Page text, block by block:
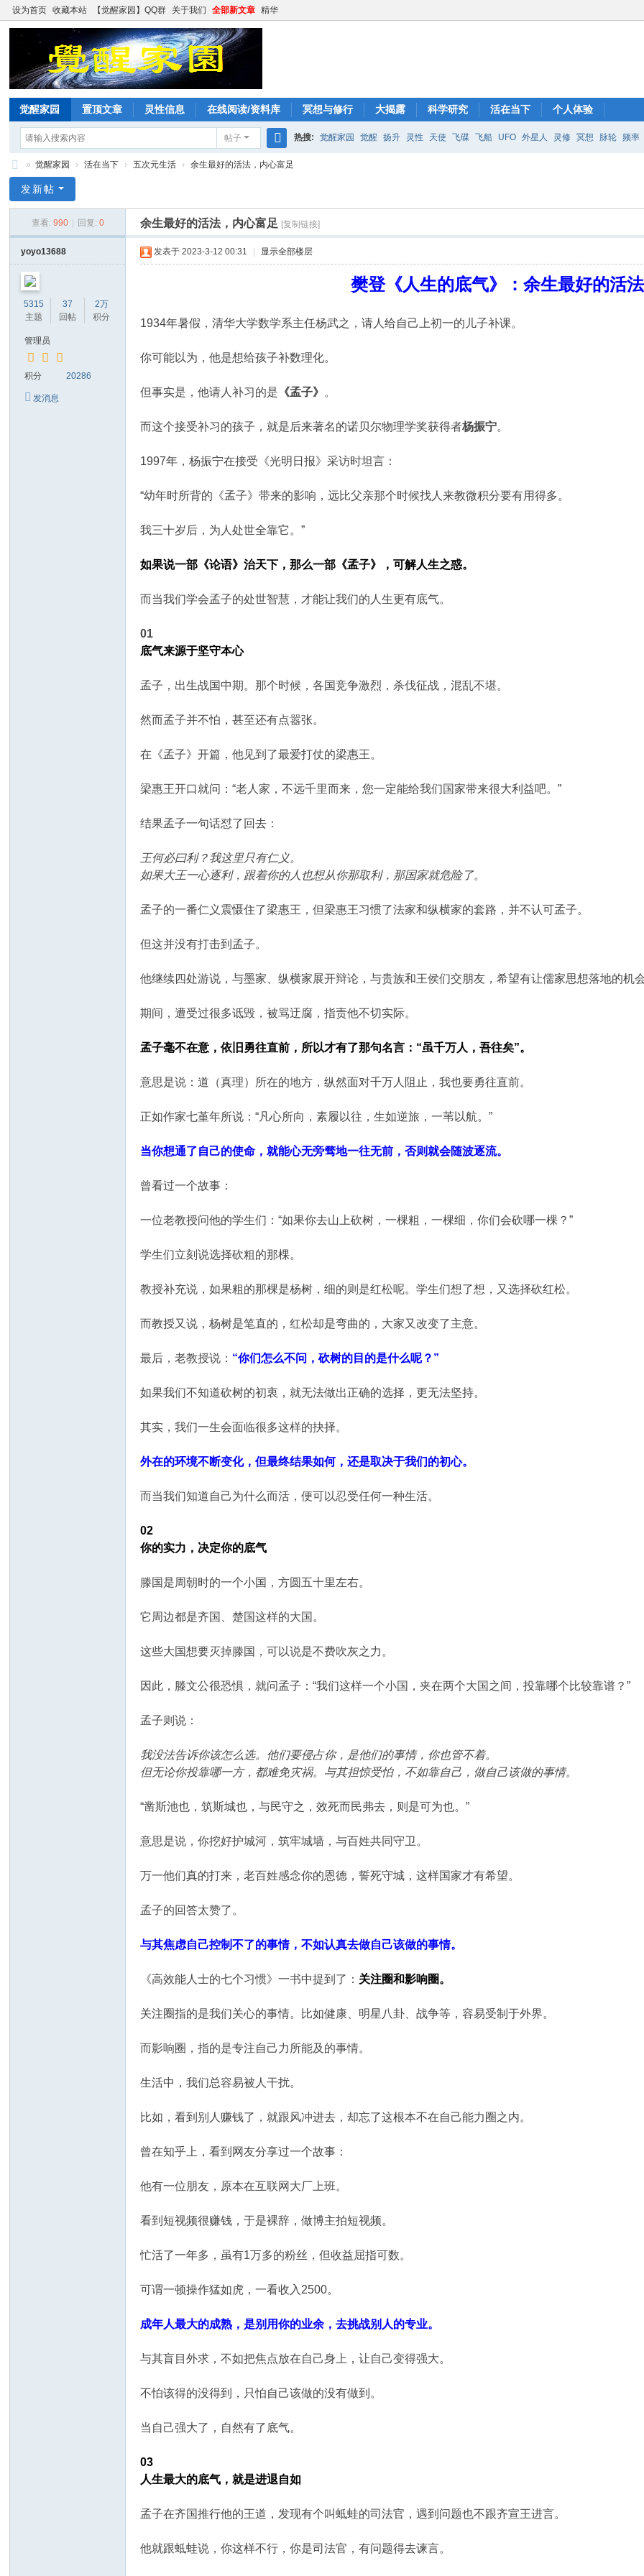
设为首页 收藏本站 【觉醒家园】QQ群 关于我们 全部新文章 精华
觉醒家园 置顶文章 灵性信息 在线阅读/资料库 冥想与修行 大揭露 科学研究 活在当下 个人体验
帖子
搜
热搜: 觉醒家园 觉醒 扬升 灵性 天使 飞碟 飞船 UFO 外星人 灵修 冥想 脉轮 频率
醒
园
» 觉醒家园 › 活在当下 › 五次元生活 › 余生最好的活法，内心富足
发新帖
查看: 990 回复: 0 余生最好的活法，内心富足 [复制链接]
yoyo13688
5315
主题
37
回帖
2万
积分
管理员
积分 20286
发消息
发表于 2023-3-12 00:31 显示全部楼层
樊登《人生的底气》：余生最好的活
1934年暑假，清华大学数学系主任杨武之，请人给自己上初一的儿子补课。
你可能以为，他是想给孩子补数理化。
但事实是，他请人补习的是 《孟子》 。
而这个接受补习的孩子，就是后来著名的诺贝尔物理学奖获得者杨振宁。
1997年，杨振宁在接受《光明日报》采访时坦言：
“幼年时所背的《孟子》带来的影响，远比父亲那个时候找人来教微积分要有用得多。
我三十岁后，为人处世全靠它。”
如果说一部《论语》治天下，那么一部《孟子》，可解人生之惑。
而当我们学会孟子的处世智慧，才能让我们的人生更有底气。
01
底气来源于坚守本心
孟子，出生战国中期。那个时候，各国竞争激烈，杀伐征战，混乱不堪。
然而孟子并不怕，甚至还有点嚣张。
在《孟子》开篇，他见到了最爱打仗的梁惠王。
梁惠王开口就问：“老人家，不远千里而来，您一定能给我们国家带来很大利益吧。”
结果孟子一句话怼了回去：
王何必曰利？我这里只有仁义。
如果大王一心逐利，跟着你的人也想从你那取利，那国家就危险了。
孟子的一番仁义震慑住了梁惠王，但梁惠王习惯了法家和纵横家的套路，并不认可孟子。
但这并没有打击到孟子。
他继续四处游说，与墨家、纵横家展开辩论，与贵族和王侯们交朋友，希望有让儒家思想落地的机
期间，遭受过很多诋毁，被骂迂腐，指责他不切实际。
孟子毫不在意，依旧勇往直前，所以才有了那句名言：“虽千万人，吾往矣”。
意思是说：道（真理）所在的地方，纵然面对千万人阻止，我也要勇往直前。
正如作家七堇年所说：“凡心所向，素履以往，生如逆旅，一苇以航。”
当你想通了自己的使命，就能心无旁骛地一往无前，否则就会随波逐流。
曾看过一个故事：
一位老教授问他的学生们：“如果你去山上砍树，一棵粗，一棵细，你们会砍哪一棵？”
学生们立刻说选择砍粗的那棵。
教授补充说，如果粗的那棵是杨树，细的则是红松呢。学生们想了想，又选择砍红松。
而教授又说，杨树是笔直的，红松却是弯曲的，大家又改变了主意。
最后，老教授说： “你们怎么不问，砍树的目的是什么呢？”
如果我们不知道砍树的初衷，就无法做出正确的选择，更无法坚持。
其实，我们一生会面临很多这样的抉择。
外在的环境不断变化，但最终结果如何，还是取决于我们的初心。
而当我们知道自己为什么而活，便可以忍受任何一种生活。
02
你的实力，决定你的底气
滕国是周朝时的一个小国，方圆五十里左右。
它周边都是齐国、楚国这样的大国。
这些大国想要灭掉滕国，可以说是不费吹灰之力。
因此，滕文公很恐惧，就问孟子：“我们这样一个小国，夹在两个大国之间，投靠哪个比较靠谱？”
孟子则说：
我没法告诉你该怎么选。他们要侵占你，是他们的事情，你也管不着。
但无论你投靠哪一方，都难免灾祸。与其担惊受怕，不如靠自己，做自己该做的事情。
“凿斯池也，筑斯城也，与民守之，效死而民弗去，则是可为也。”
意思是说，你挖好护城河，筑牢城墙，与百姓共同守卫。
万一他们真的打来，老百姓感念你的恩德，誓死守城，这样国家才有希望。
孟子的回答太赞了。
与其焦虑自己控制不了的事情，不如认真去做自己该做的事情。
《高效能人士的七个习惯》一书中提到了： 关注圈和影响圈。
关注圈指的是我们关心的事情。比如健康、明星八卦、战争等，容易受制于外界。
而影响圈，指的是专注自己力所能及的事情。
生活中，我们总容易被人干扰。
比如，看到别人赚钱了，就跟风冲进去，却忘了这根本不在自己能力圈之内。
曾在知乎上，看到网友分享过一个故事：
他有一位朋友，原本在互联网大厂上班。
看到短视频很赚钱，于是裸辞，做博主拍短视频。
忙活了一年多，虽有1万多的粉丝，但收益屈指可数。
可谓一顿操作猛如虎，一看收入2500。
成年人最大的成熟，是别用你的业余，去挑战别人的专业。
与其盲目外求，不如把焦点放在自己身上，让自己变得强大。
不怕该得的没得到，只怕自己该做的没有做到。
当自己强大了，自然有了底气。
03
人生最大的底气，就是进退自如
孟子在齐国推行他的王道，发现有个叫蚳蛙的司法官，遇到问题也不跟齐宣王进言。
他就跟蚳蛙说，你这样不行，你是司法官，有问题得去谏言。